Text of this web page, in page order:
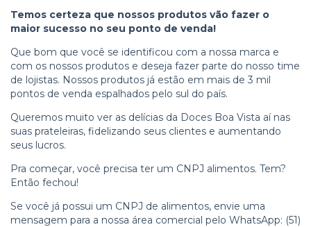
Temos certeza que nossos produtos vão fazer o
maior sucesso no seu ponto de venda!
Que bom que você se identificou com a nossa marca e
com os nossos produtos e deseja fazer parte do nosso time
de lojistas. Nossos produtos já estão em mais de 3 mil
pontos de venda espalhados pelo sul do país.
Queremos muito ver as delícias da Doces Boa Vista aí nas
suas prateleiras, fidelizando seus clientes e aumentando
seus lucros.
Pra começar, você precisa ter um CNPJ alimentos. Tem?
Então fechou!
Se você já possui um CNPJ de alimentos, envie uma
mensagem para a nossa área comercial pelo WhatsApp: (51)